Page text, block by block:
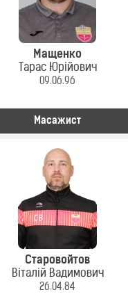
Мащенко
Тарас Юрійович
09.06.96
Масажист
Старовойтов
Віталій Вадимович
26.04.84